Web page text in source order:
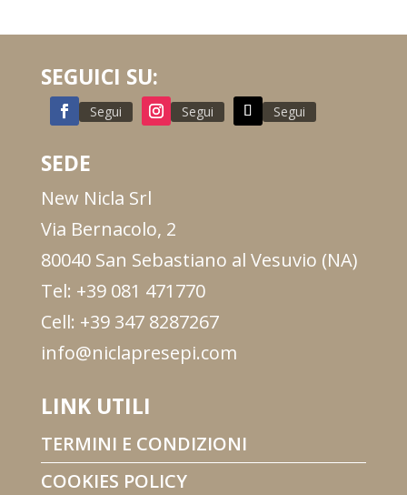
SEGUICI SU:
Segui Segui Segui
SEDE
New Nicla Srl
Via Bernacolo, 2
80040 San Sebastiano al Vesuvio (NA)
Tel: +39 081 471770
Cell: +39 347 8287267
info@niclapresepi.com
LINK UTILI
TERMINI E CONDIZIONI
COOKIES POLICY